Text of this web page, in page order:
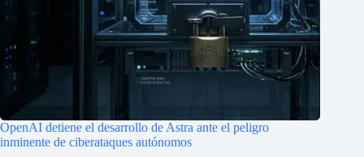
OpenAI detiene el desarrollo de Astra ante el peligro
inminente de ciberataques autónomos